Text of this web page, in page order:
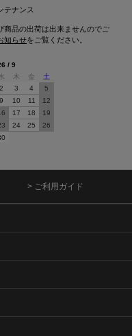
テナンス
商品の出荷は出来ませんのでご
知らせをご覧ください。
/ 9
木 金
土
2 3 4
5
9 10 11
12
17 18
19
24 25
26
> ご利用ガイド